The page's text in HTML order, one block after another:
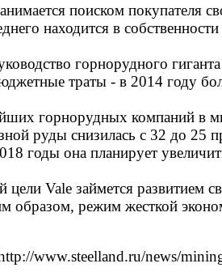
поиском покупателя
находится в
горнорудного
траты - в 2014 году
горнорудных компаний в
руды снизилась с 32 до 25
годы она планирует
цели Vale займется развитием
режим жесткой
www.steelland.ru/news/